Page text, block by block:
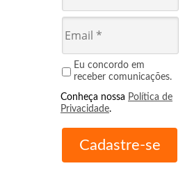
Eu concordo em
receber comunicações.
Conheça nossa Política de
Privacidade.